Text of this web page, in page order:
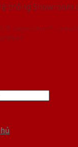
thống Showroom
SaigonDoor™ -